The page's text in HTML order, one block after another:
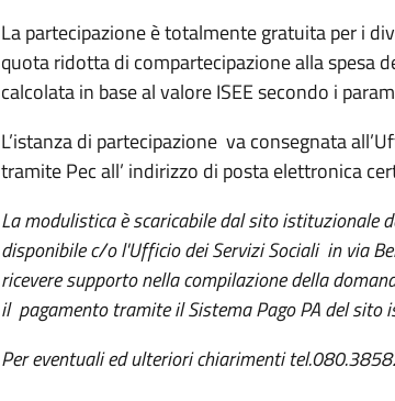
La partecipazione è totalmente gratuita per i
quota ridotta di compartecipazione alla spesa
calcolata in base al valore ISEE secondo i
L’istanza di partecipazione va consegnata
tramite Pec all’ indirizzo di posta elettronica
La modulistica è scaricabile dal sito istituzionale
disponibile c/o l'Ufficio dei Servizi Sociali in via
ricevere supporto nella compilazione della
il pagamento tramite il Sistema Pago PA del sito
Per eventuali ed ulteriori chiarimenti